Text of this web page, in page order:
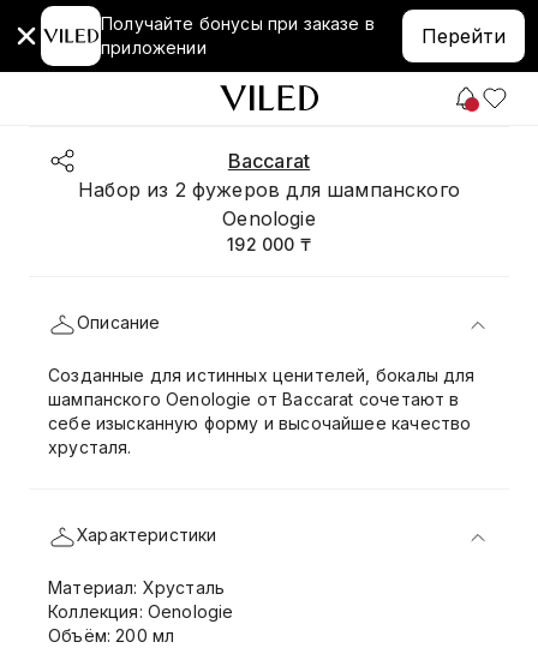
Получайте бонусы при заказе в
приложении
Перейти
Baccarat
Набор из 2 фужеров для шампанского
Oenologie
192 000 ₸
Описание
Созданные для истинных ценителей, бокалы для
шампанского Oenologie от Baccarat сочетают в
себе изысканную форму и высочайшее качество
хрусталя.
Характеристики
Материал: Хрусталь
Коллекция: Oenologie
Объём: 200 мл